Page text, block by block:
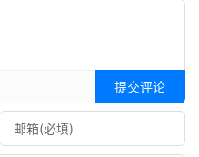
提交评论